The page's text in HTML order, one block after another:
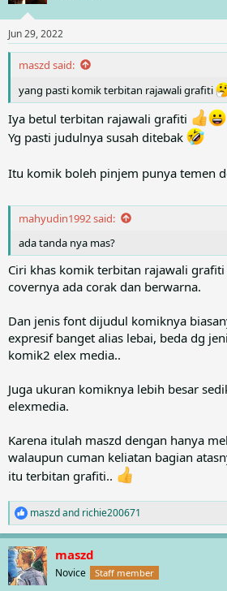
Jun 29, 2022
maszd said:
yang pasti komik terbitan rajawali grafiti
Iya betul terbitan rajawali grafiti
Yg pasti judulnya susah ditebak
Itu komik boleh pinjem punya temen
mahyudin1992 said:
ada tanda nya mas?
Ciri khas komik terbitan rajawali
covernya ada corak dan berwarna.
Dan jenis font dijudul komiknya
expresif banget alias lebai, beda dg
komik2 elex media..
Juga ukuran komiknya lebih besar
elexmedia.
Karena itulah maszd dengan hanya
walaupun cuman keliatan bagian
itu terbitan grafiti..
R
e
a
c
t
i
maszdand richie200671
maszd
Novice Staff member